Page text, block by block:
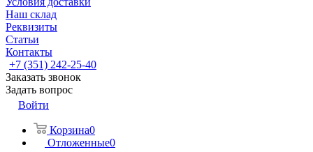
Наш склад
Реквизиты
Статьи
Контакты
+7 (351) 242-25-40
Заказать звонок
Задать вопрос
Войти
Корзина0
Отложенные0